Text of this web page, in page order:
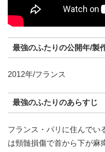
最強のふたりの公開年/製
2012年/フランス
最強のふたりのあらすじ
フランス・パリに住んでい
は頸髄損傷で首から下が麻